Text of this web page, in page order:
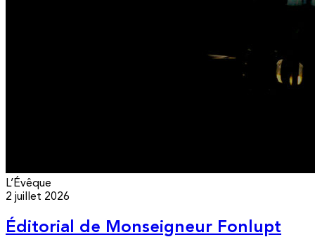
L’Évêque
2 juillet 2026
Éditorial de Monseigneur Fonlupt